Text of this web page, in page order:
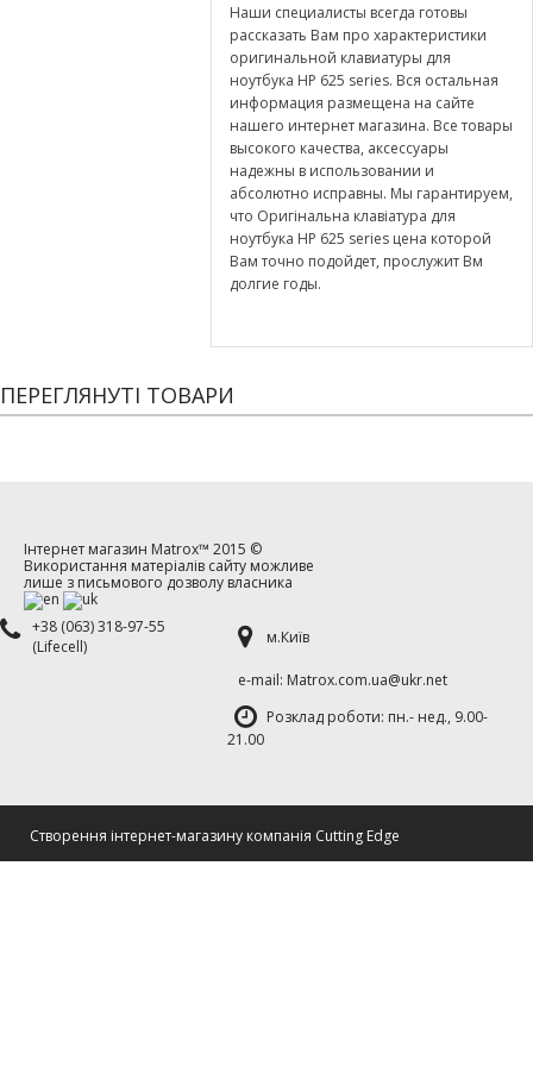
Наши специалисты всегда готовы
рассказать Вам про характеристики
оригинальной клавиатуры для
ноутбука HP 625 series. Вся остальная
информация размещена на сайте
нашего интернет магазина. Все товары
высокого качества, аксессуары
надежны в использовании и
абсолютно исправны. Мы гарантируем,
что Оригінальна клавіатура для
ноутбука HP 625 series цена которой
Вам точно подойдет, прослужит Вм
долгие годы.
ПЕРЕГЛЯНУТІ ТОВАРИ
Інтернет магазин Matrox™ 2015 ©
Використання матеріалів сайту можливе
лише з письмового дозволу власника
+38 (063) 318-97-55
(Lifecell)
м.Київ
е-mаil: Matrox.com.ua@ukr.net
Розклад роботи: пн.- нед., 9.00-
21.00
Cтворення інтернет-магазину компанія Cutting Edge